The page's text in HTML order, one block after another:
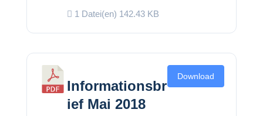
1 Datei(en) 142.43 KB
Informationsbr
ief Mai 2018
Download